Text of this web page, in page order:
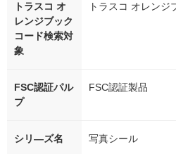
トラスコ オ
レンジブック
コード検索対
象
トラスコ オレンジ
FSC認証パル
プ
FSC認証製品
シリ―ズ名 写真シール